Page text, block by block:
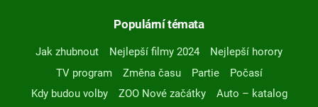
Populární témata
Jak zhubnout Nejlepší filmy 2024
Nejlepší horory
TV program
Změna času Partie
Počasí
Kdy budou volby
ZOO Nové začátky
Auto – katalog